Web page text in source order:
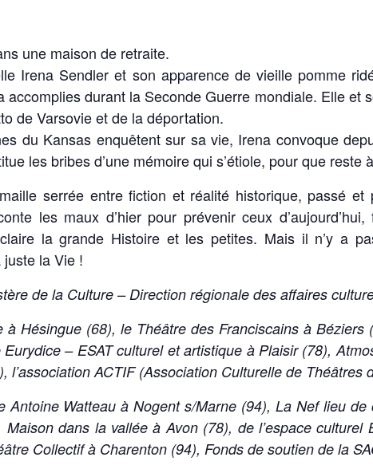
une maison de retraite.
Irena Sendler et son apparence de vieille pomme
accomplies durant la Seconde Guerre mondiale. Elle et
de Varsovie et de la déportation.
du Kansas enquêtent sur sa vie, Irena convoque
les bribes d’une mémoire qui s’étiole, pour que reste
serrée entre fiction et réalité historique, passé
les maux d’hier pour prévenir ceux
la grande Histoire et les petites. Mais il n’y a
la Vie !
de la Culture – Direction régionale des affaires
à Hésingue (68), le Théâtre des Franciscains à Béziers
– ESAT culturel et artistique à Plaisir (78),
l’association ACTIF (Association Culturelle de Théâtres
Antoine Watteau à Nogent s/Marne (94), La Nef lieu
dans la vallée à Avon (78), de l’espace
Collectif à Charenton (94), Fonds de soutien de la